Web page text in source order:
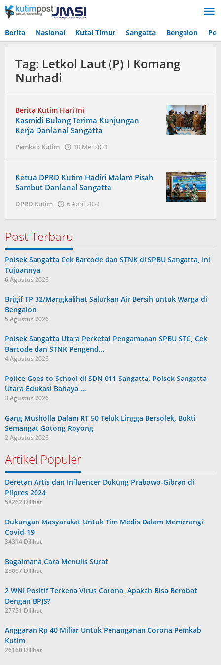
Lewati
ke
Berita Nasional Kutai Timur Sangatta Bengalon
Tag: Letkol Laut (P) I Komang
Nurhadi
Berita Kutim Hari Ini
Kasmidi Bulang Terima Kunjungan
Kerja Danlanal Sangatta
Pemkab Kutim 10 Mei 2021
Ketua DPRD Kutim Hadiri Malam Pisah
Sambut Danlanal Sangatta
DPRD Kutim 6 April 2021
Post Terbaru
Polsek Sangatta Cek Barcode dan STNK di SPBU Sangatta, Ini
Tujuannya
6 Agustus 2026
Brigif TP 32/Mangkalihat Salurkan Air Bersih untuk Warga di
Bengalon
5 Agustus 2026
Polsek Sangatta Utara Perketat Pengamanan SPBU STC, Cek
Barcode dan STNK Pengend…
4 Agustus 2026
Police Goes to School di SDN 011 Sangatta, Polsek Sangatta
Utara Edukasi Bahaya …
3 Agustus 2026
Gang Musholla Dalam RT 50 Teluk Lingga Bersolek, Bukti
Semangat Gotong Royong
2 Agustus 2026
Artikel Populer
Deretan Artis dan Influencer Dukung Prabowo-Gibran di
Pilpres 2024
58262 Dilihat
Dukungan Masyarakat Untuk Tim Medis Dalam Memerangi
Covid-19
34314 Dilihat
Bagaimana Cara Menulis Surat
28067 Dilihat
2 WNI Positif Terkena Virus Corona, Apakah Bisa Berobat
Dengan BPJS?
27751 Dilihat
Anggaran Rp 40 Miliar Untuk Penanganan Corona Pemkab
Kutim
26160 Dilihat